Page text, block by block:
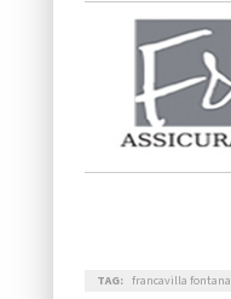
TAG: francavilla fontana